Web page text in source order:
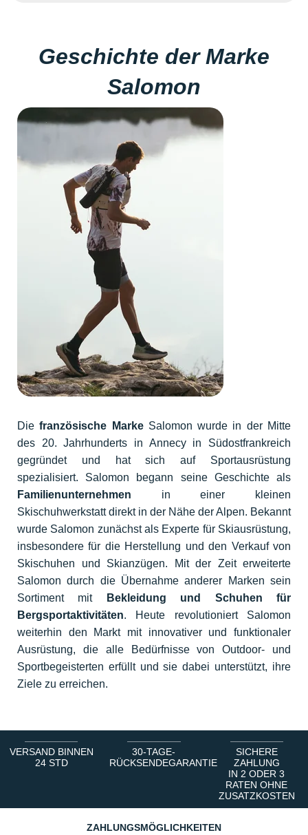
Geschichte der Marke
Salomon
Diefranzösische MarkeSalomon wurde in der Mitte
des 20. Jahrhunderts in Annecy in Südostfrankreich
gegründet und hat sich auf Sportausrüstung
spezialisiert. Salomon begann seine Geschichte als
Familienunternehmen in einer kleinen
Skischuhwerkstatt direkt in der Nähe der Alpen. Bekannt
wurde Salomon zunächst als Experte für Skiausrüstung,
insbesondere für die Herstellung und den Verkauf von
Skischuhen und Skianzügen. Mit der Zeit erweiterte
Salomon durch die Übernahme anderer Marken sein
Sortiment mit
Bekleidung und Schuhen für
Bergsportaktivitäten. Heute revolutioniert Salomon
weiterhin den Markt mit innovativer und funktionaler
Ausrüstung, die alle Bedürfnisse von Outdoor- und
Sportbegeisterten erfüllt und sie dabei unterstützt, ihre
Ziele zu erreichen.
VERSAND BINNEN
24 STD
30-TAGE-
RÜCKSENDEGARANTIE
SICHERE
ZAHLUNG
IN 2 ODER 3
RATEN OHNE
ZUSATZKOSTEN
ZAHLUNGSMÖGLICHKEITEN